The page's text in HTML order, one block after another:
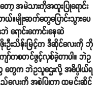
ာ့ အမဲသားကိုအထူးပြုရောင်း
ယ်။မျိုးဆက်တွေပြောင်းသွားပေ
ရောင်းကောင်းနေဆဲ
ဦးသိန်းမြင့်က ဒီဆိုင်လေးကို ဘို
ော်ကစတင်ဖွင့်လှစ်ခဲ့တာပါ။ ဘဲဥ
ေက ဘဲဥသူဌေးလို့ အဓိပ္ပါယ်ရ